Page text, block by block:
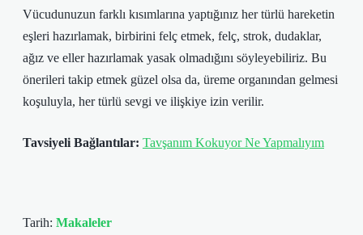
Vücudunuzun farklı kısımlarına yaptığınız her türlü hareketin
eşleri hazırlamak, birbirini felç etmek, felç, strok, dudaklar,
ağız ve eller hazırlamak yasak olmadığını söyleyebiliriz. Bu
önerileri takip etmek güzel olsa da, üreme organından gelmesi
koşuluyla, her türlü sevgi ve ilişkiye izin verilir.
Tavsiyeli Bağlantılar: Tavşanım Kokuyor Ne Yapmalıyım
Tarih: Makaleler